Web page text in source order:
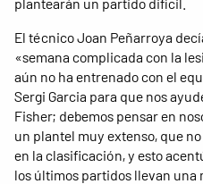
El técnico Joan Peñarroya
«semana complicada con la
aún no ha entrenado con el
Sergi Garcia para que nos
Fisher; debemos pensar en
un plantel muy extenso, que
en la clasificación, y esto
los últimos partidos llevan una